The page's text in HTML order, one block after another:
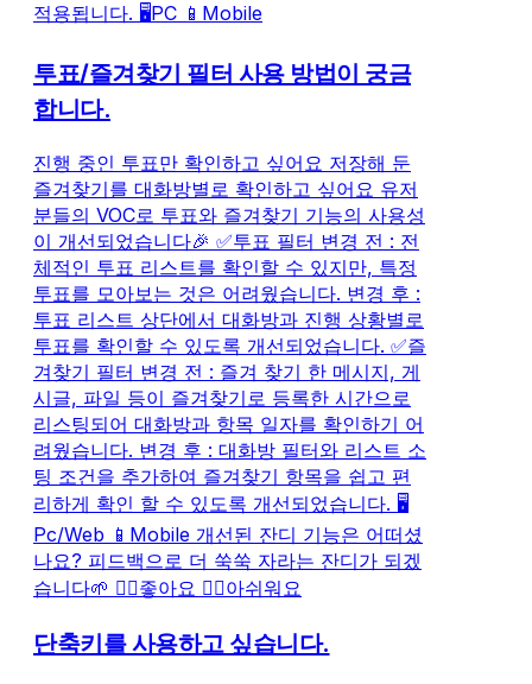
적용됩니다. 🖥️PC 📱Mobile
투표/즐겨찾기 필터 사용 방법이 궁금
합니다.
진행 중인 투표만 확인하고 싶어요 저장해 둔
즐겨찾기를 대화방별로 확인하고 싶어요 유저
분들의 VOC로 투표와 즐겨찾기 기능의 사용성
이 개선되었습니다🎉 ✅투표 필터 변경 전 : 전
체적인 투표 리스트를 확인할 수 있지만, 특정
투표를 모아보는 것은 어려웠습니다. 변경 후 :
투표 리스트 상단에서 대화방과 진행 상황별로
투표를 확인할 수 있도록 개선되었습니다. ✅즐
겨찾기 필터 변경 전 : 즐겨 찾기 한 메시지, 게
시글, 파일 등이 즐겨찾기로 등록한 시간으로
리스팅되어 대화방과 항목 일자를 확인하기 어
려웠습니다. 변경 후 : 대화방 필터와 리스트 소
팅 조건을 추가하여 즐겨찾기 항목을 쉽고 편
리하게 확인 할 수 있도록 개선되었습니다. 🖥️
Pc/Web 📱Mobile 개선된 잔디 기능은 어떠셨
나요? 피드백으로 더 쑥쑥 자라는 잔디가 되겠
습니다🌱 👉🏻좋아요 👉🏻아쉬워요
단축키를 사용하고 싶습니다.